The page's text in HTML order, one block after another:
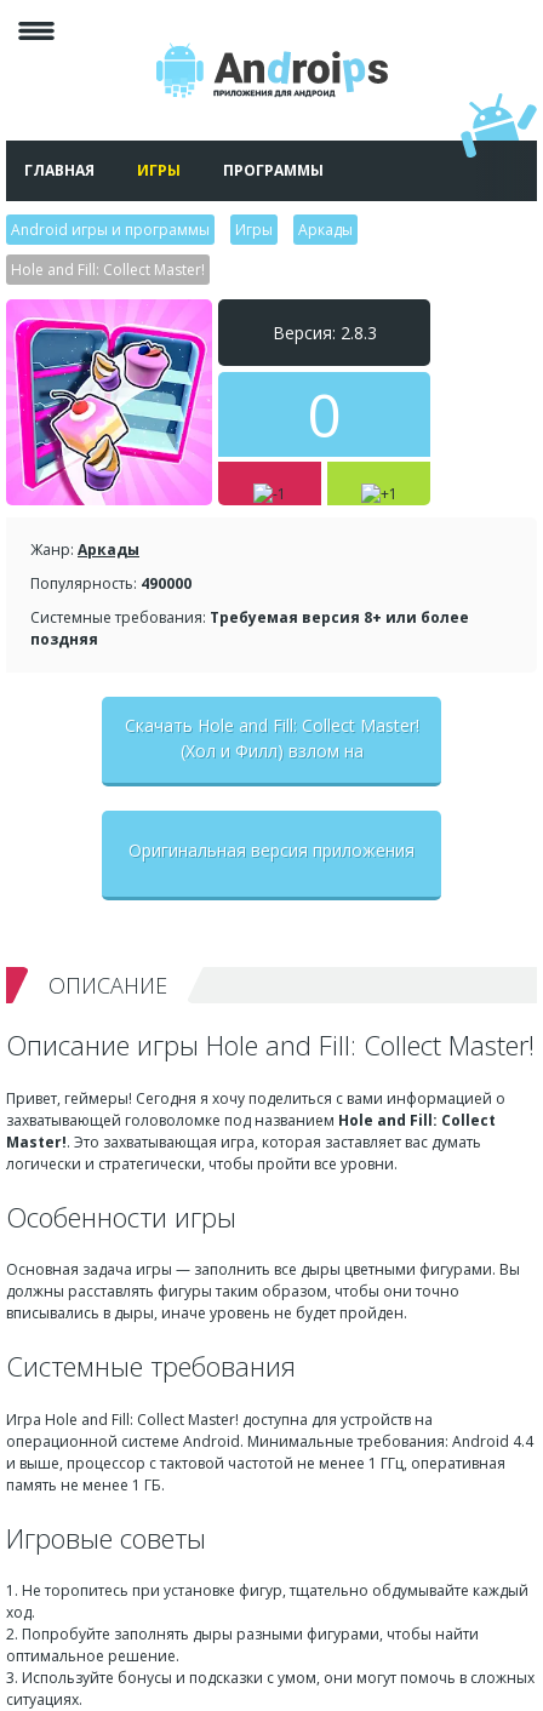
ГЛАВНАЯ ИГРЫ ПРОГРАММЫ
Android игры и программы Игры Аркады
Hole and Fill: Collect Master!
Версия: 2.8.3
0
Жанр: Аркады
Популярность: 490000
Системные требования: Требуемая версия 8+ или более
поздняя
Скачать Hole and Fill: Collect Master!
(Хол и Филл) взлом на
Оригинальная версия приложения
ОПИСАНИЕ
Описание игры Hole and Fill: Collect Master!
Привет, геймеры! Сегодня я хочу поделиться с вами информацией о
захватывающей головоломке под названием Hole and Fill: Collect
Master!. Это захватывающая игра, которая заставляет вас думать
логически и стратегически, чтобы пройти все уровни.
Особенности игры
Основная задача игры — заполнить все дыры цветными фигурами. Вы
должны расставлять фигуры таким образом, чтобы они точно
вписывались в дыры, иначе уровень не будет пройден.
Системные требования
Игра Hole and Fill: Collect Master! доступна для устройств на
операционной системе Android. Минимальные требования: Android 4.4
и выше, процессор с тактовой частотой не менее 1 ГГц, оперативная
память не менее 1 ГБ.
Игровые советы
1. Не торопитесь при установке фигур, тщательно обдумывайте каждый
ход.
2. Попробуйте заполнять дыры разными фигурами, чтобы найти
оптимальное решение.
3. Используйте бонусы и подсказки с умом, они могут помочь в сложных
ситуациях.